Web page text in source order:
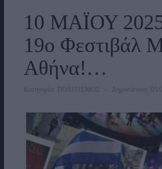
10 ΜΑΪΟΥ
19ο Φεστιβάλ
Αθήνα!…
Κατηγορία: ΠΟΛΙΤΙΣΜΟΣ Δημοσίευση: 05/